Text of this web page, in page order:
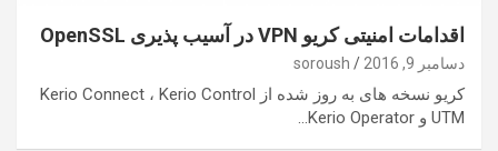
اقدامات امنیتی کریو VPN در آسیب پذیری OpenSSL
دسامبر 9, 2016 soroush
کریو نسخه های به روز شده از Kerio Connect ، Kerio Control
UTM و Kerio Operator…